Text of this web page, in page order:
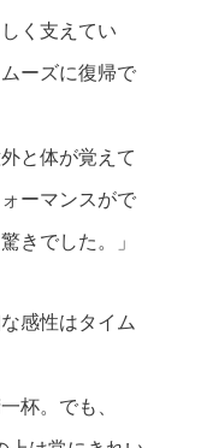
く支えてい
ーズに復帰で
と体が覚えて
ーマンスがで
きでした。」
感性はタイム
杯。でも、